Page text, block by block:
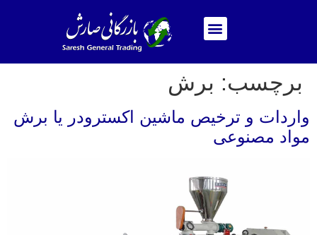
برچسب: برش
واردات و ترخیص ماشین اکسترودر یا برش
مواد مصنوعی